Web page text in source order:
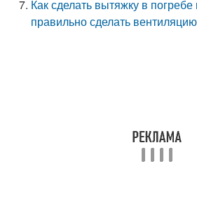
Как сделать вытяжку в
правильно сделать